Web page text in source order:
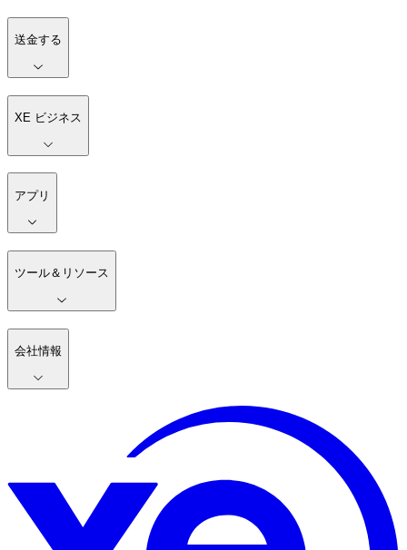
送金する
XE ビジネス
アプリ
ツール＆リソース
会社情報